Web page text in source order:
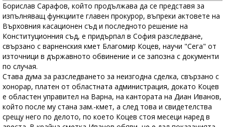
Борислав Сарафов, който продължава да се представя за
изпълняващ функциите главен прокурор, въпреки актовете на
Върховния касационен съд и последното решение на
Конституционния съд, е придърпал в София разследване,
свързано с варненския кмет Благомир Коцев, научи "Сега" от
източници в държавното обвинение и се запозна с документи
по случая.
Става дума за разследването за неизгодна сделка, свързано с
хонорар, платен от областната администрация, докато Коцев
е областен управител на Варна, на кантората на Диан Иванов,
който после му стана зам.-кмет, а след това и свидетелства
срещу него по делото, по което Коцев стоя месеци наред в